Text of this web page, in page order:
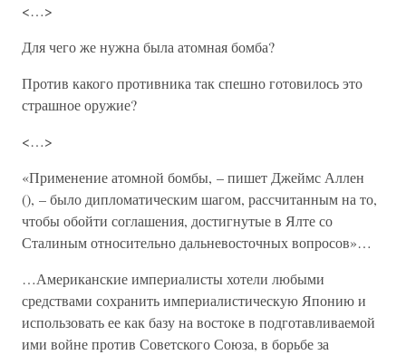
<…>
Для чего же нужна была атомная бомба?
Против какого противника так спешно готовилось это
страшное оружие?
<…>
«Применение атомной бомбы, – пишет Джеймс Аллен
(), – было дипломатическим шагом, рассчитанным на то,
чтобы обойти соглашения, достигнутые в Ялте со
Сталиным относительно дальневосточных вопросов»…
…Американские империалисты хотели любыми
средствами сохранить империалистическую Японию и
использовать ее как базу на востоке в подготавливаемой
ими войне против Советского Союза, в борьбе за